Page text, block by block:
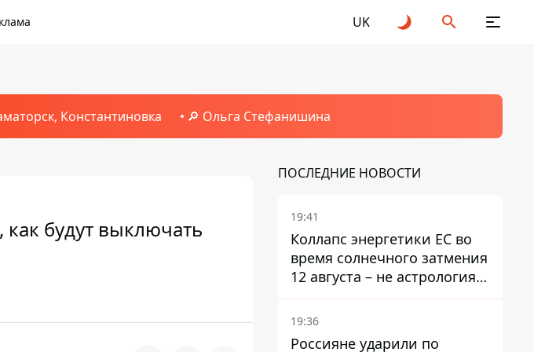
UK
Константиновка 🔎 Ольга Стефанишина
будут выключать
ПОСЛЕДНИЕ НОВОСТИ
19:41
Коллапс энергетики ЕС во
время солнечного затмения
12 августа – не астрология,
в Брюсселе готовятся к
экстренным мероприятиям
19:36
Россияне ударили по